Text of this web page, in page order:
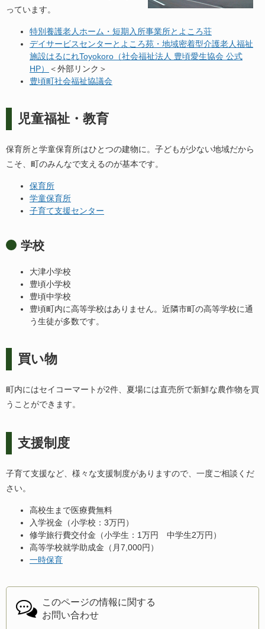
っています。
特別養護老人ホーム・短期入所事業所とよころ荘
デイサービスセンターとよころ苑・地域密着型介護老人福祉
施設はるにれToyokoro（社会福祉法人 豊頃愛生協会 公式
HP）
＜外部リンク＞
豊頃町社会福祉協議会
児童福祉・教育
保育所と学童保育所はひとつの建物に。子どもが少ない地域だから
こそ、町のみんなで支えるのが基本です。
保育所
学童保育所
子育て支援センター
学校
大津小学校
豊頃小学校
豊頃中学校
豊頃町内に高等学校はありません。近隣市町の高等学校に通
う生徒が多数です。
買い物
町内にはセイコーマートが2件、夏場には直売所で新鮮な農作物を買
うことができます。
支援制度
子育て支援など、様々な支援制度がありますので、一度ご相談くだ
さい。
高校生まで医療費無料
入学祝金（小学校：3万円）
修学旅行費交付金（小学生：1万円 中学生2万円）
高等学校就学助成金（月7,000円）
一時保育
このページの情報に関する
お問い合わせ